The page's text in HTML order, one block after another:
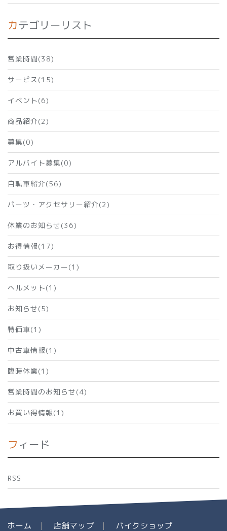
カテゴリーリスト
営業時間(38)
サービス(15)
イベント(6)
商品紹介(2)
募集(0)
アルバイト募集(0)
自転車紹介(56)
パーツ・アクセサリー紹介(2)
休業のお知らせ(36)
お得情報(17)
取り扱いメーカー(1)
ヘルメット(1)
お知らせ(5)
特価車(1)
中古車情報(1)
臨時休業(1)
営業時間のお知らせ(4)
お買い得情報(1)
フィード
RSS
ホーム 店舗マップ バイクショップ